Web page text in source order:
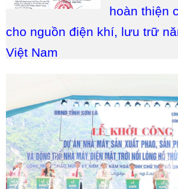
hoàn thiện
cho nguồn điện khí, lưu trữ
Việt Nam